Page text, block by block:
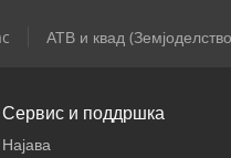
АТВ и квад
Сервис и поддршка
Најава